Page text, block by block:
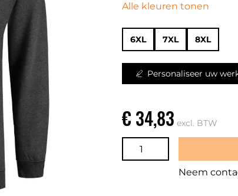
Alle kleuren tonen
6XL 7XL 8XL
Personaliseer uw
€ 34,83 excl. BTW
Neem